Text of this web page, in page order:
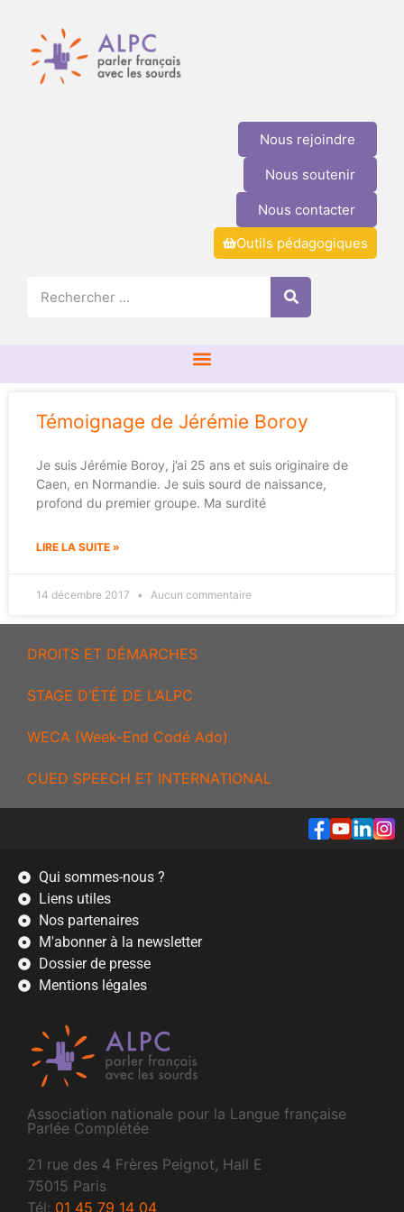
Nous rejoindre
Nous soutenir
Nous contacter
Outils pédagogiques
Témoignage de Jérémie Boroy
Je suis Jérémie Boroy, j’ai 25 ans et suis originaire de
Caen, en Normandie. Je suis sourd de naissance,
profond du premier groupe. Ma surdité
LIRE LA SUITE »
14 décembre 2017 Aucun commentaire
DROITS ET DÉMARCHES
STAGE D’ÉTÉ DE L’ALPC
WECA (Week-End Codé Ado)
CUED SPEECH ET INTERNATIONAL
Association nationale pour la Langue française
Parlée Complétée
21 rue des 4 Frères Peignot, Hall E
75015 Paris
Tél: 01 45 79 14 04
Qui sommes-nous ?
Liens utiles
Nos partenaires
M'abonner à la newsletter
Dossier de presse
Mentions légales